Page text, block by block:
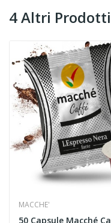
4 Altri
MACCHE'
50 Capsule Macché